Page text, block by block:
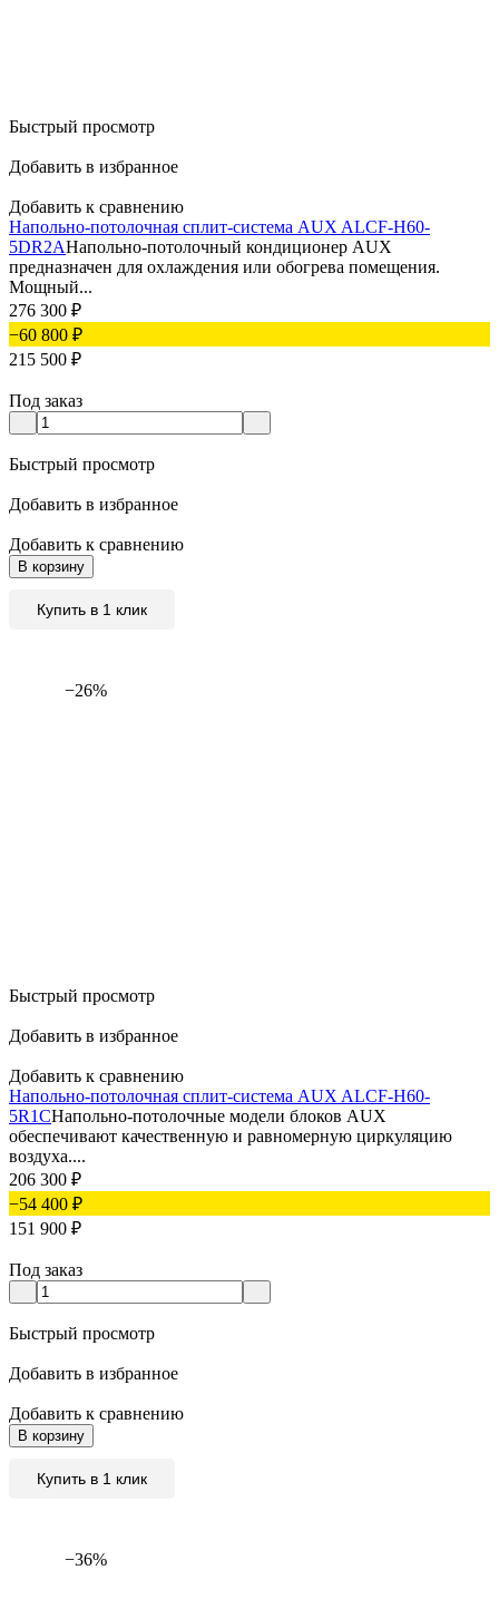
Быстрый просмотр
Добавить в избранное
Добавить к сравнению
Напольно-потолочная сплит-система AUX ALCF-H60-
5DR2AНапольно-потолочный кондиционер AUX
предназначен для охлаждения или обогрева помещения.
Мощный...
276 300 ₽
−60 800 ₽
215 500 ₽
Под заказ
Быстрый просмотр
Добавить в избранное
Добавить к сравнению
В корзину
Купить в 1 клик
−26%
Быстрый просмотр
Добавить в избранное
Добавить к сравнению
Напольно-потолочная сплит-система AUX ALCF-H60-
5R1CНапольно-потолочные модели блоков AUX
обеспечивают качественную и равномерную циркуляцию
воздуха....
206 300 ₽
−54 400 ₽
151 900 ₽
Под заказ
Быстрый просмотр
Добавить в избранное
Добавить к сравнению
В корзину
Купить в 1 клик
−36%